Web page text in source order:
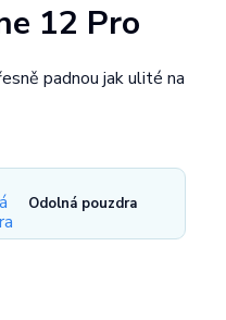
12 Pro
padnou jak ulité na
Odolná pouzdra